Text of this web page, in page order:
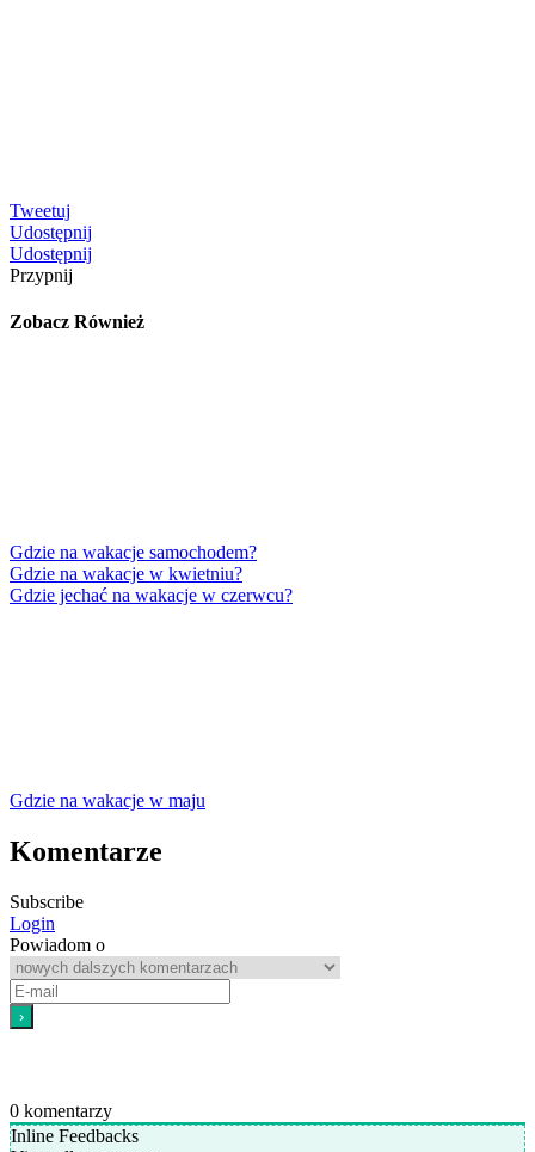
Tweetuj
Udostępnij
Udostępnij
Przypnij
Zobacz Również
Gdzie na wakacje samochodem?
Gdzie na wakacje w kwietniu?
Gdzie jechać na wakacje w czerwcu?
Gdzie na wakacje w maju
Komentarze
Subscribe
Login
Powiadom o
0 komentarzy
Inline Feedbacks